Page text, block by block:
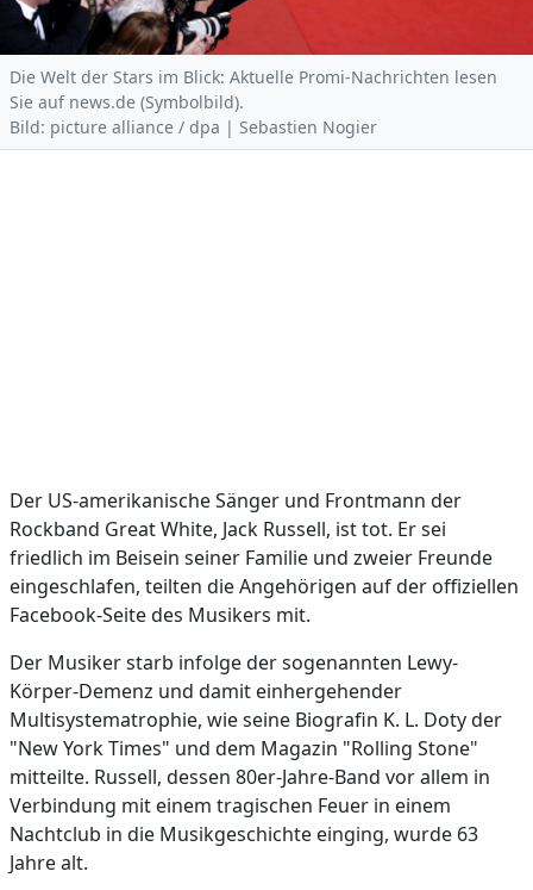
Die Welt der Stars im Blick: Aktuelle Promi-Nachrichten lesen
Sie auf news.de (Symbolbild).
Bild: picture alliance / dpa | Sebastien Nogier
Der US-amerikanische Sänger und Frontmann der
Rockband Great White, Jack Russell, ist tot. Er sei
friedlich im Beisein seiner Familie und zweier Freunde
eingeschlafen, teilten die Angehörigen auf der offiziellen
Facebook-Seite des Musikers mit.
Der Musiker starb infolge der sogenannten Lewy-
Körper-Demenz und damit einhergehender
Multisystematrophie, wie seine Biografin K. L. Doty der
"New York Times" und dem Magazin "Rolling Stone"
mitteilte. Russell, dessen 80er-Jahre-Band vor allem in
Verbindung mit einem tragischen Feuer in einem
Nachtclub in die Musikgeschichte einging, wurde 63
Jahre alt.